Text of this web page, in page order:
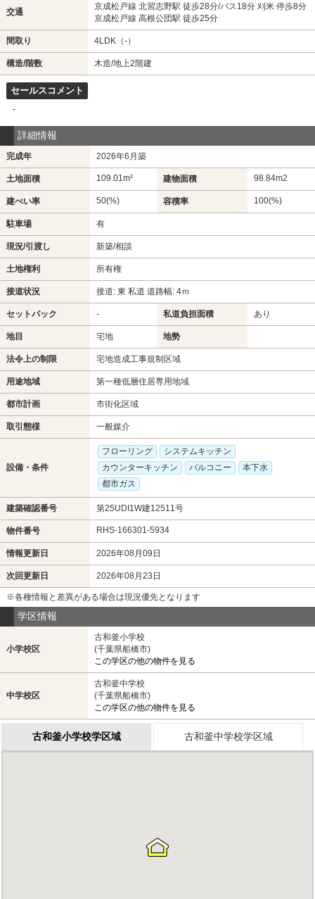
交通
京成松戸線 北習志野駅 徒歩28分/バス18分 刈米 停歩8分
京成松戸線 高根公団駅 徒歩25分
間取り 4LDK（-）
構造/階数 木造/地上2階建
セールスコメント
-
詳細情報
完成年 2026年6月築
土地面積 109.01m² 建物面積 98.84m2
建ぺい率 50(%) 容積率 100(%)
駐車場 有
現況/引渡し 新築/相談
土地権利 所有権
接道状況 接道: 東 私道 道路幅: 4ｍ
セットバック - 私道負担面積 あり
地目 宅地 地勢
法令上の制限 宅地造成工事規制区域
用途地域 第一種低層住居専用地域
都市計画 市街化区域
取引態様 一般媒介
設備・条件
フローリング
システムキッチン
カウンターキッチン
バルコニー
本下水
都市ガス
建築確認番号 第25UDI1W建12511号
物件番号 RHS-166301-5934
情報更新日 2026年08月09日
次回更新日 2026年08月23日
※各種情報と差異がある場合は現況優先となります
学区情報
小学校区
古和釜小学校
(千葉県船橋市)
この学区の他の物件を見る
中学校区
古和釜中学校
(千葉県船橋市)
この学区の他の物件を見る
古和釜小学校学区域 古和釜中学校学区域